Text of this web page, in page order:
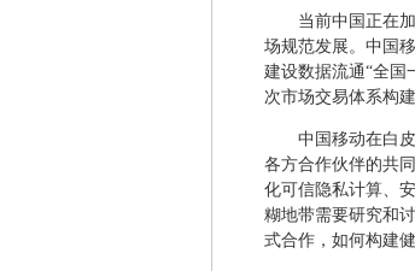
当前中国正在
场规范发展。中国
建设数据流通“全国
次市场交易体系构
中国移动在白
各方合作伙伴的共
化可信隐私计算、
糊地带需要研究和
式合作，如何构建